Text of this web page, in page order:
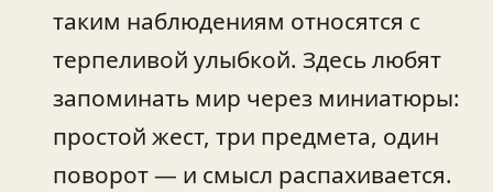
таким наблюдениям относятся с
терпеливой улыбкой. Здесь любят
запоминать мир через миниатюры:
простой жест, три предмета, один
поворот — и смысл распахивается.